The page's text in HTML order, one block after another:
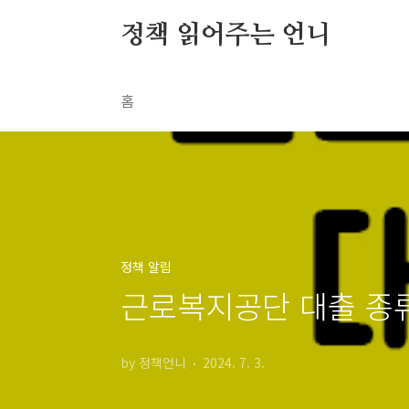
정책 읽어주는 언니
홈
정책 알림
근로복지공단 대출
by 정책언니 2024. 7. 3.